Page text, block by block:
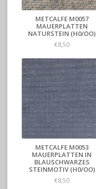
METCALFE M0057
MAUERPLATTEN
NATURSTEIN (H0/OO)
€8,50
METCALFE M0053
MAUERPLATTEN IN
BLAUSCHWARZES
STEINMOTIV (H0/OO)
€8,50